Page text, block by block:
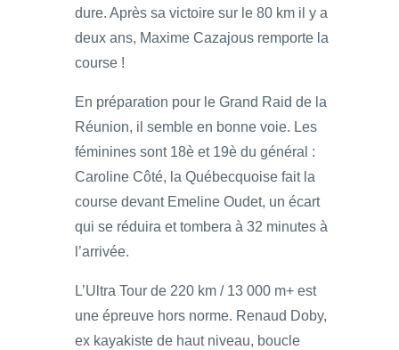
dure. Après sa victoire sur le 80 km il y a
deux ans, Maxime Cazajous remporte la
course !
En préparation pour le Grand Raid de la
Réunion, il semble en bonne voie. Les
féminines sont 18è et 19è du général :
Caroline Côté, la Québecquoise fait la
course devant Emeline Oudet, un écart
qui se réduira et tombera à 32 minutes à
l’arrivée.
L’Ultra Tour de 220 km / 13 000 m+ est
une épreuve hors norme. Renaud Doby,
ex kayakiste de haut niveau, boucle